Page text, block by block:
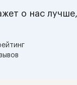
о нас